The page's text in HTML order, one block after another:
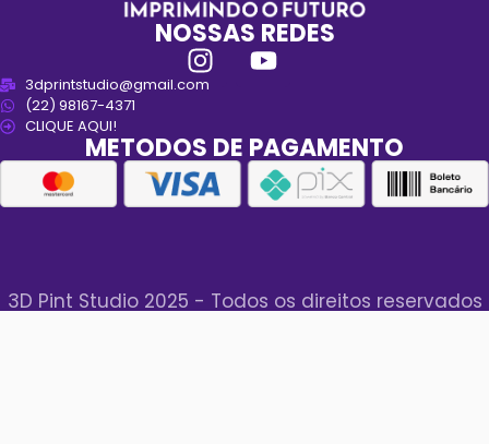
NOSSAS REDES
3dprintstudio@gmail.com
(22) 98167-4371
CLIQUE AQUI!
METODOS DE PAGAMENTO
3D Pint Studio 2025 - Todos os direitos reservados